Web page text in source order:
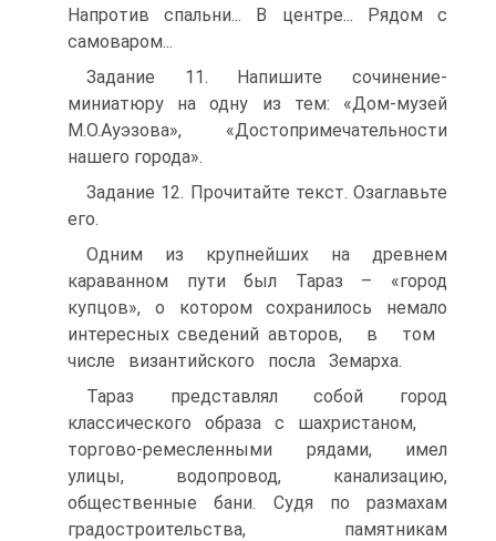
Напротив спальни... В центре... Рядом с
самоваром...
Задание 11. Напишите сочинение-
миниатюру на одну из тем: «Дом-музей
М.О.Ауэзова», «Достопримечательности
нашего города».
Задание 12. Прочитайте текст. Озаглавьте
его.
Одним из крупнейших на древнем
караванном пути был Тараз – «город
купцов», о котором сохранилось немало
интересных сведений авторов, в том
числе византийского посла Земарха.
Тараз представлял собой город
классического образа с шахристаном,
торгово-ремесленными рядами, имел
улицы, водопровод, канализацию,
общественные бани. Судя по размахам
градостроительства, памятникам